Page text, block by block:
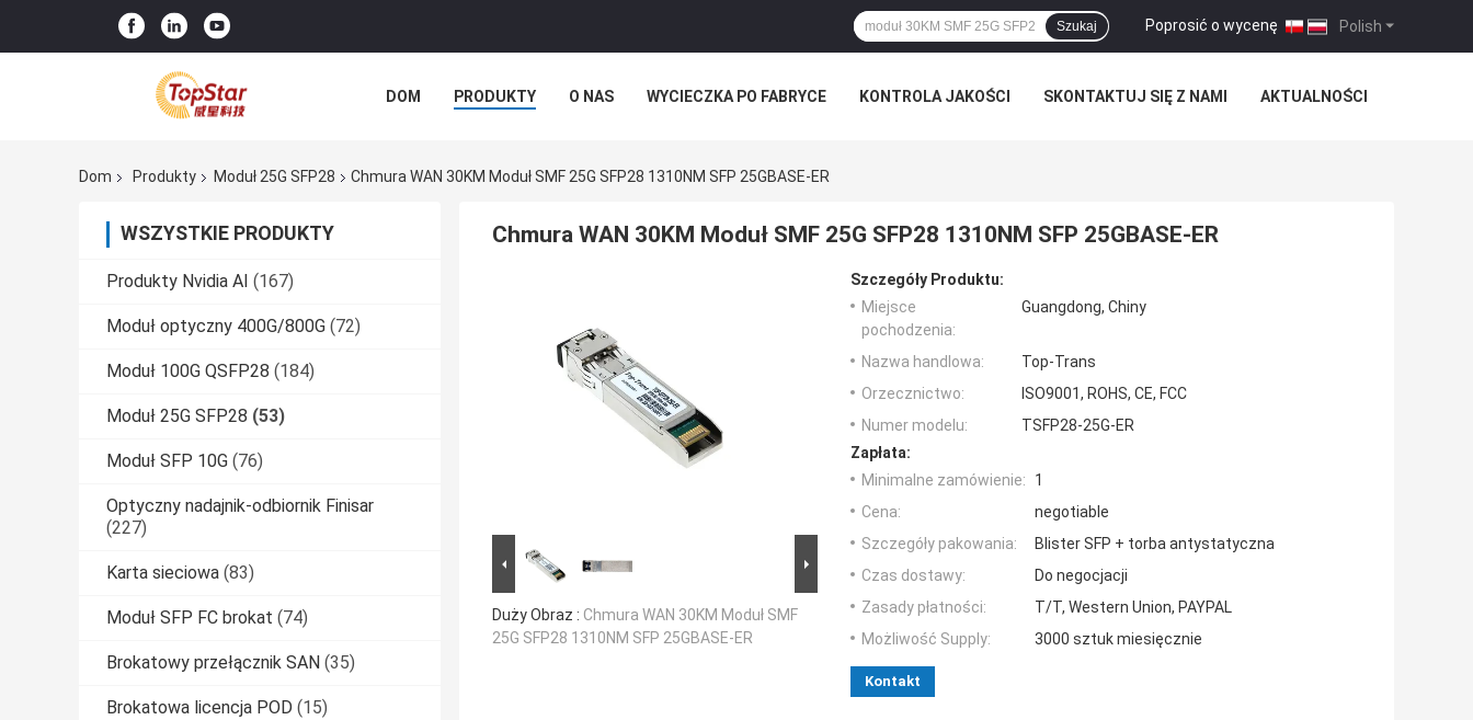
Polish
Poprosić o wycenę |
Szukaj
DOM PRODUKTY O NAS WYCIECZKA PO FABRYCE KONTROLA JAKOŚCI SKONTAKTUJ SIĘ Z NAMI AKTUALNOŚCI
Dom Produkty Moduł 25G SFP28 Chmura WAN 30KM Moduł SMF 25G SFP28 1310NM SFP 25GBASE-ER
WSZYSTKIE PRODUKTY
Produkty Nvidia AI (167)
Moduł optyczny 400G/800G (72)
Moduł 100G QSFP28 (184)
Moduł 25G SFP28 (53)
Moduł SFP 10G (76)
Optyczny nadajnik-odbiornik Finisar
(227)
Karta sieciowa (83)
Moduł SFP FC brokat (74)
Brokatowy przełącznik SAN (35)
Brokatowa licencja POD (15)
Chmura WAN 30KM Moduł SMF 25G SFP28 1310NM SFP 25GBASE-ER
Duży Obraz : Chmura WAN 30KM Moduł SMF
25G SFP28 1310NM SFP 25GBASE-ER
Szczegóły Produktu:
Miejsce
pochodzenia:
Guangdong, Chiny
Nazwa handlowa:
Top-Trans
Orzecznictwo:
ISO9001, ROHS, CE, FCC
Numer modelu:
TSFP28-25G-ER
Zapłata:
Minimalne zamówienie:
1
Cena:
negotiable
Szczegóły pakowania:
Blister SFP + torba antystatyczna
Czas dostawy:
Do negocjacji
Zasady płatności:
T/T, Western Union, PAYPAL
Możliwość Supply:
3000 sztuk miesięcznie
Kontakt